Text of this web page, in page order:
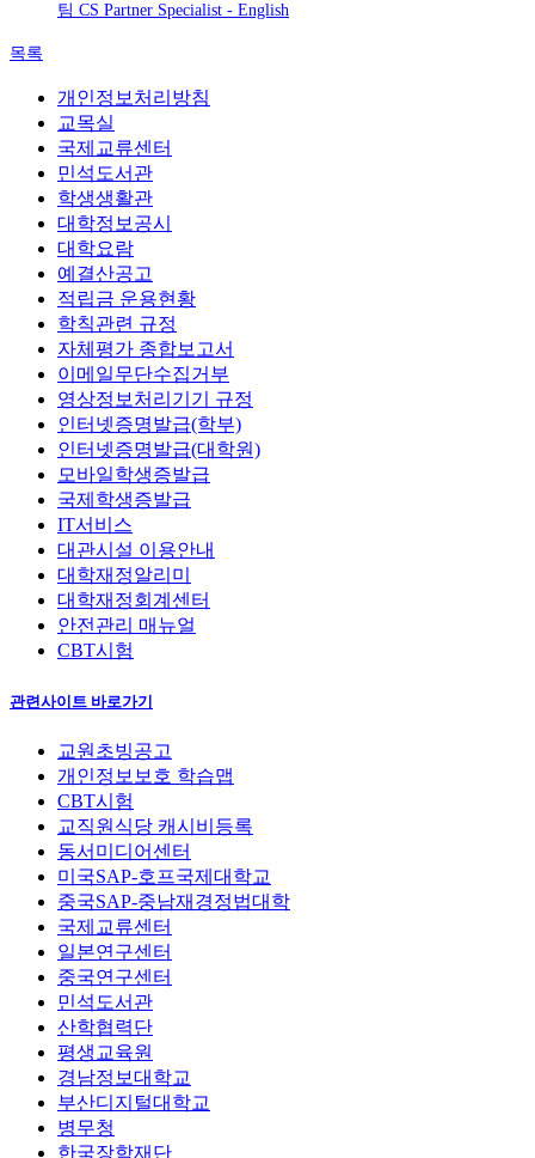
팀 CS Partner Specialist - English
목록
개인정보처리방침
교목실
국제교류센터
민석도서관
학생생활관
대학정보공시
대학요람
예결산공고
적립금 운용현황
학칙관련 규정
자체평가 종합보고서
이메일무단수집거부
영상정보처리기기 규정
인터넷증명발급(학부)
인터넷증명발급(대학원)
모바일학생증발급
국제학생증발급
IT서비스
대관시설 이용안내
대학재정알리미
대학재정회계센터
안전관리 매뉴얼
CBT시험
관련사이트 바로가기
교원초빙공고
개인정보보호 학습맵
CBT시험
교직원식당 캐시비등록
동서미디어센터
미국SAP-호프국제대학교
중국SAP-중남재경정법대학
국제교류센터
일본연구센터
중국연구센터
민석도서관
산학협력단
평생교육원
경남정보대학교
부산디지털대학교
병무청
한국장학재단